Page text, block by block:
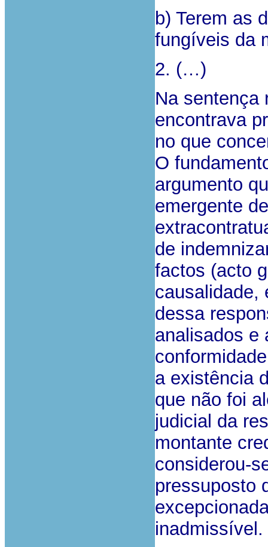
b) Terem as
fungíveis da
2. (…)
Na sentença
encontrava
no que
O
argumento
emergente
de
factos (acto
causalidade,
dessa
analisados e
a existência
que não foi
judicial da
montante
considerou-
pressuposto
inadmissível.